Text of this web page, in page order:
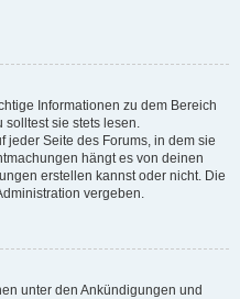
Informationen zu dem Bereich
solltest sie stets lesen.
jeder Seite des Forums, in dem sie
hängt es von deinen
erstellen kannst oder nicht. Die
vergeben.
unter den Ankündigungen und